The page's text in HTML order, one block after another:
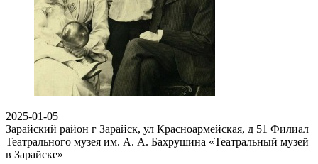
2025-01-05
Зарайский район г Зарайск, ул Красноармейская, д 51 Филиал
Театрального музея им. А. А. Бахрушина «Театральный музей
в Зарайске»